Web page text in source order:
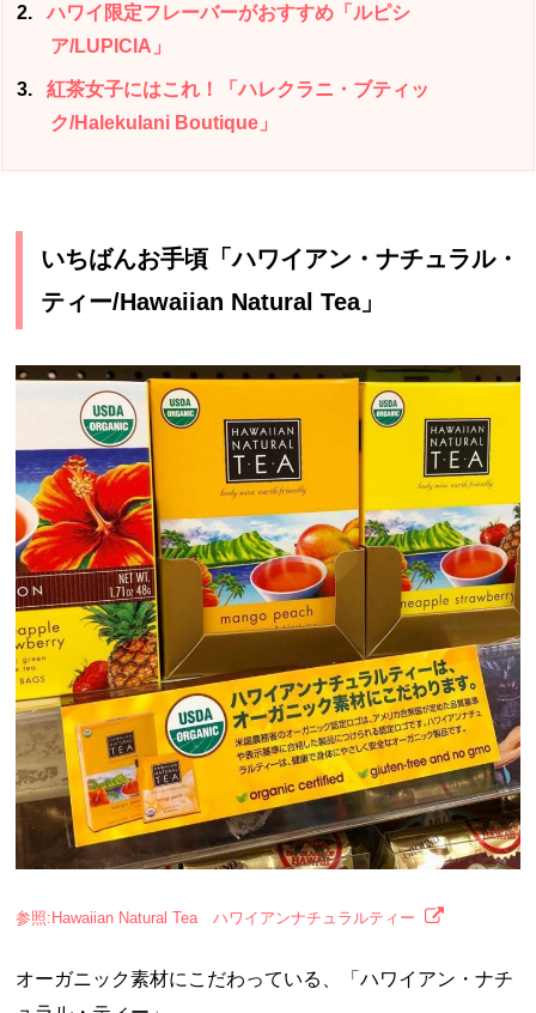
2
ハワイ限定フレーバーがおすすめ「ルピシ
ア/LUPICIA」
3
紅茶女子にはこれ！「ハレクラニ・ブティッ
ク/Halekulani Boutique」
いちばんお手頃「ハワイアン・ナチュラル・
ティー/Hawaiian Natural Tea」
参照:Hawaiian Natural Tea ハワイアンナチュラルティー
オーガニック素材にこだわっている、「ハワイアン・ナチ